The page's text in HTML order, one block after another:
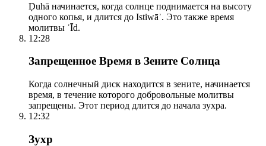
Ḍuhā начинается, когда солнце поднимается на высоту
одного копья, и длится до Istiwāʾ. Это также время
молитвы ʿĪd.
12:28
Запрещенное Время в Зените Солнца
Когда солнечный диск находится в зените, начинается
время, в течение которого добровольные молитвы
запрещены. Этот период длится до начала зухра.
12:32
Зухр